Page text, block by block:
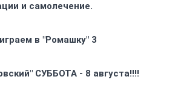
и самолечение.
в "Ромашку" 3
СУББОТА - 8 августа!!!!